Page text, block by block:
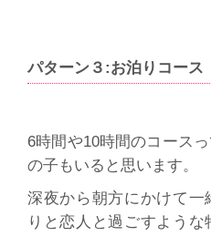
パターン３:お泊りコース
6時間や10時間のコース
の子もいると思います。
深夜から朝方にかけて一
りと恋人と過ごすよう